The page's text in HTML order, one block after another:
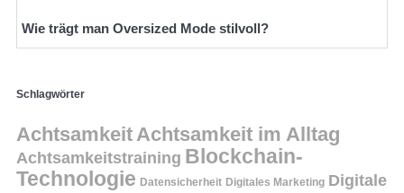
Wie trägt man Oversized Mode stilvoll?
Schlagwörter
AchtsamkeitAchtsamkeit im Alltag
Achtsamkeitstraining Blockchain-
Technologie Datensicherheit Digitales Marketing Digitale